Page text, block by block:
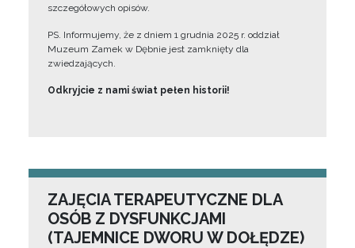
szczegółowych opisów.
PS. Informujemy, że z dniem 1 grudnia 2025 r. oddział
Muzeum Zamek w Dębnie jest zamknięty dla
zwiedzających.
Odkryjcie z nami świat pełen historii!
ZAJĘCIA TERAPEUTYCZNE DLA
OSÓB Z DYSFUNKCJAMI
(TAJEMNICE DWORU W DOŁĘDZE)